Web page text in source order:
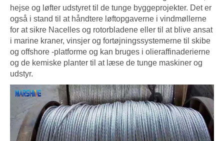
hejse og løfter udstyret til de tunge byggeprojekter. Det er
også i stand til at håndtere løftopgaverne i vindmøllerne
for at sikre Nacelles og rotorbladene eller til at blive ansat
i marine kraner, vinsjer og fortøjningssystemerne til skibe
og offshore -platforme og kan bruges i olieraffinaderierne
og de kemiske planter til at læse de tunge maskiner og
udstyr.